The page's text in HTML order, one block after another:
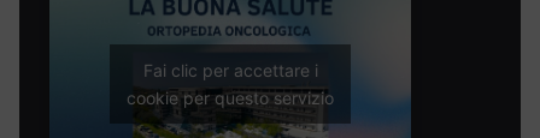
Fai clic per accettare i
cookie per questo servizio